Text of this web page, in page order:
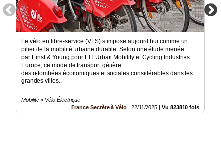
Le vélo en libre-service (VLS) s’impose aujourd’hui comme un
pilier de la mobilité urbaine durable. Selon une étude menée
par Ernst & Young pour EIT Urban Mobility et Cycling Industries
Europe, ce mode de transport génère
des retombées économiques et sociales considérables dans les
grandes villes..
Mobilité » Vélo Électrique
France Secrète à Vélo | 22/11/2025 | Vu 823810 fois